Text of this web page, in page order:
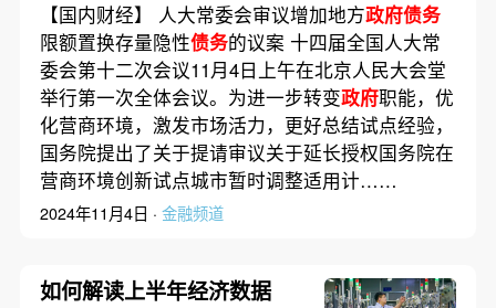
【国内财经】 人大常委会审议增加地方政府债务
限额置换存量隐性债务的议案 十四届全国人大常
委会第十二次会议11月4日上午在北京人民大会堂
举行第一次全体会议。为进一步转变政府职能，优
化营商环境，激发市场活力，更好总结试点经验，
国务院提出了关于提请审议关于延长授权国务院在
营商环境创新试点城市暂时调整适用计……
2024年11月4日 · 金融频道
如何解读上半年经济数据